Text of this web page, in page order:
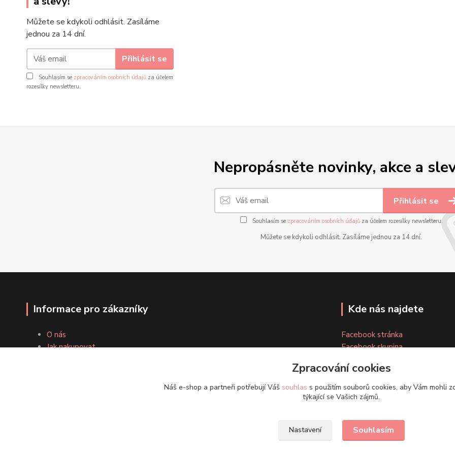
Můžete se kdykoli odhlásit. Zasíláme
jednou za 14 dní.
Přihlásit se
Souhlasím se zpracováním osobních údajů za účelem
rozesílky newsletteru.
Nepropásněte novinky, akce a
Přihlásit se
Souhlasím se zpracováním osobních údajůza účelem rozesílky newsletteru.
Můžete se kdykoli odhlásit. Zasíláme jednou za 14 dní.
Informace pro zákazníky
O nás
Jak nakupovat
Kde nás najdete
Facebook stránka
Facebook skupina
Zpracování cookies
Náš e-shop a partneři potřebují Váš souhlas s použitím souborů cookies, aby Vám mohli
týkající se Vašich zájmů.
Nastavení Souhlasím